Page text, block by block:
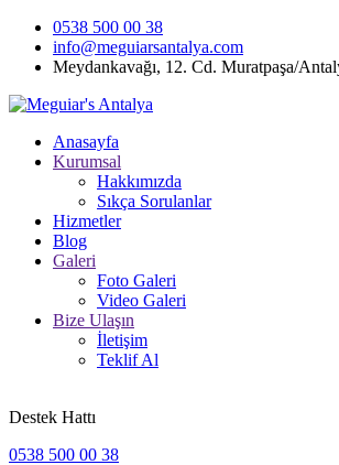
0538 500 00 38
info@meguiarsantalya.com
Meydankavağı, 12. Cd. Muratpaşa/
Anasayfa
Kurumsal
Hakkımızda
Sıkça Sorulanlar
Hizmetler
Blog
Galeri
Foto Galeri
Video Galeri
Bize Ulaşın
İletişim
Teklif Al
Destek Hattı
0538 500 00 38